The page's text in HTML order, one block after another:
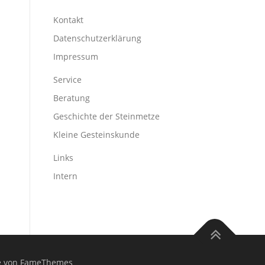
Kontakt
Datenschutzerklärung
Impressum
Service
Beratung
Geschichte der Steinmetze
Kleine Gesteinskunde
Links
Intern
von FameThemes